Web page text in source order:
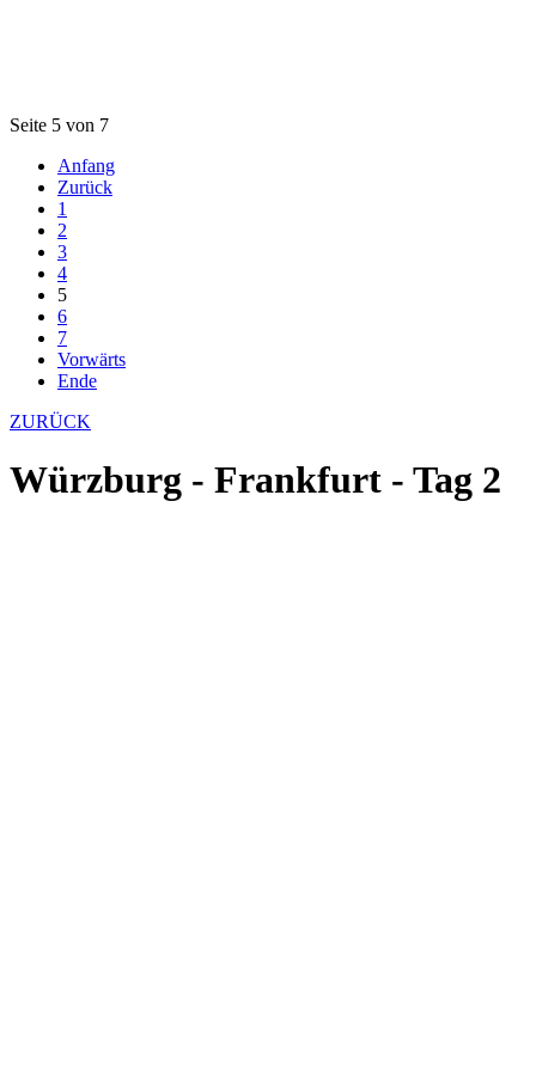
Seite 5 von 7
Anfang
Zurück
1
2
3
4
5
6
7
Vorwärts
Ende
ZURÜCK
Würzburg - Frankfurt - Tag 2